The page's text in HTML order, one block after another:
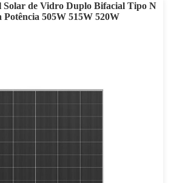
Solar de Vidro Duplo Bifacial Tipo N
505W 515W 520W